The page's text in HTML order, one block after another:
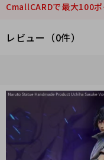
CmallCARDで最大100
レビュー（0件）